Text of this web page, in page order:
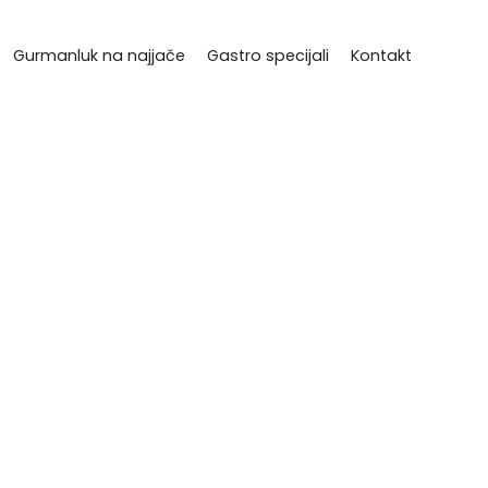
Gurmanluk na najjače Gastro specijali Kontakt